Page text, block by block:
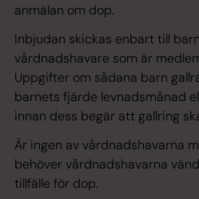
anmälan om dop.
Inbjudan skickas enbart till
vårdnadshavare som är
Uppgifter om sådana barn
barnets fjärde levnadsmånad
innan dess begär att gallring
Är ingen av vårdnadshavarna
behöver vårdnadshavarna
tillfälle för dop.